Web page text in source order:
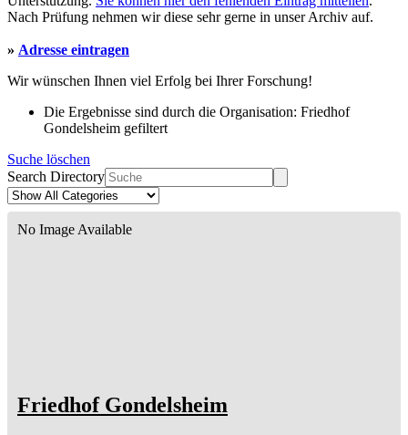
Nach Prüfung nehmen wir diese sehr gerne in unser Archiv auf.
» Adresse eintragen
Wir wünschen Ihnen viel Erfolg bei Ihrer Forschung!
Die Ergebnisse sind durch die Organisation: Friedhof
Gondelsheim gefiltert
Suche löschen
Search Directory
No Image Available
Friedhof Gondelsheim